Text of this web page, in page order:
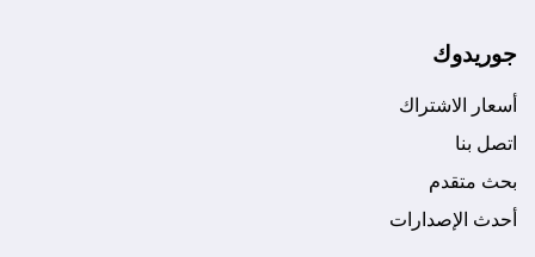
جوريدوك
أسعار الاشتراك
اتصل بنا
بحث متقدم
أحدث الإصدارات